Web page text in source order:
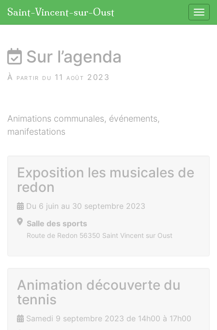
Saint-Vincent-sur-Oust
Sur l’agenda
À partir du 11 août 2023
Animations communales, événements,
manifestations
Exposition les musicales de
redon
Du 6 juin au 30 septembre 2023
Salle des sports
Route de Redon 56350 Saint Vincent sur Oust
Animation découverte du
tennis
Samedi 9 septembre 2023 de 14h00 à 17h00
Panneau de gestion des cookies